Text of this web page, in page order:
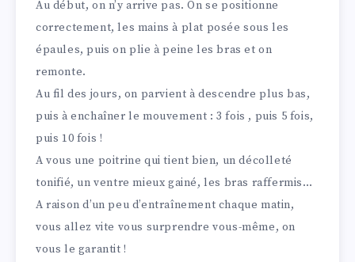
Au début, on n’y arrive pas. On se positionne
correctement, les mains à plat posée sous les
épaules, puis on plie à peine les bras et on
remonte.
Au fil des jours, on parvient à descendre plus bas,
puis à enchaîner le mouvement : 3 fois , puis 5 fois,
puis 10 fois !
A vous une poitrine qui tient bien, un décolleté
tonifié, un ventre mieux gainé, les bras raffermis…
A raison d’un peu d’entraînement chaque matin,
vous allez vite vous surprendre vous-même, on
vous le garantit !